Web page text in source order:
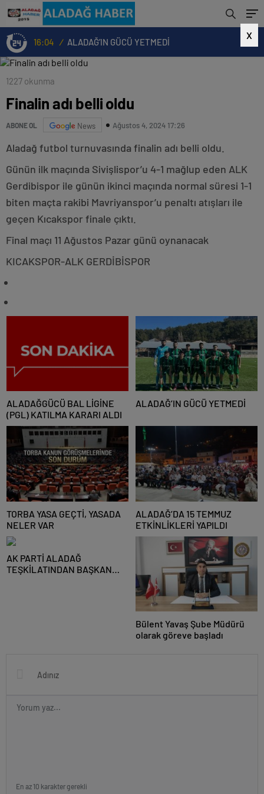
16:04 / ALADAĞ’IN GÜCÜ YETMEDİ
X
1227 okunma
Finalin adı belli oldu
ABONE OL News Ağustos 4, 2024 17:26
Aladağ futbol turnuvasında finalin adı belli oldu.
Günün ilk maçında Sivişlispor’u 4-1 mağlup eden ALK
Gerdibispor ile günün ikinci maçında normal süresi 1-1
biten maçta rakibi Mavriyanspor’u penaltı atışları ile
geçen Kıcakspor finale çıktı.
Final maçı 11 Ağustos Pazar günü oynanacak
KICAKSPOR-ALK GERDİBİSPOR
ALADAĞGÜCÜ BAL LİGİNE
(PGL) KATILMA KARARI ALDI
ALADAĞ’IN GÜCÜ YETMEDİ
TORBA YASA GEÇTİ, YASADA
NELER VAR
ALADAĞ’DA 15 TEMMUZ
ETKİNLİKLERİ YAPILDI
AK PARTİ ALADAĞ
TEŞKİLATINDAN BAŞKAN
Bülent Yavaş Şube Müdürü
olarak göreve başladı
En az 10 karakter gerekli